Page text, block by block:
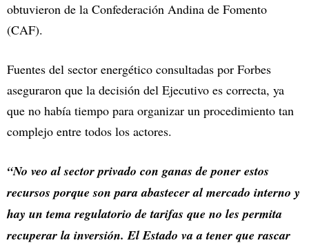
obtuvieron de la Confederación Andina de Fomento
(CAF).
Fuentes del sector energético consultadas por Forbes
aseguraron que la decisión del Ejecutivo es correcta, ya
que no había tiempo para organizar un procedimiento tan
complejo entre todos los actores.
“No veo al sector privado con ganas de poner estos
recursos porque son para abastecer al mercado interno y
hay un tema regulatorio de tarifas que no les permita
recuperar la inversión. El Estado va a tener que rascar